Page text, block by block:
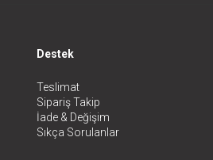
Destek
Teslimat
Sipariş Takip
İade & Değişim
Sıkça Sorulanlar